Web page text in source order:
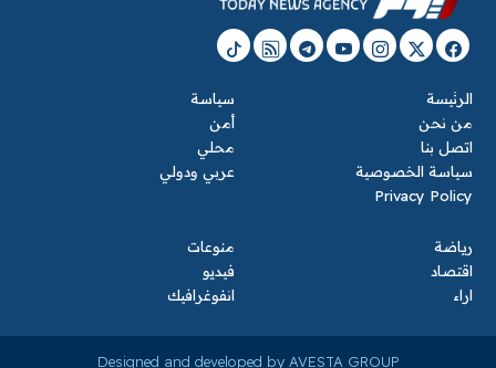
الرئيسة
من نحن
اتصل بنا
سياسة الخصوصية
Privacy Policy
سياسة
أمن
محلي
عربي ودولي
رياضة
اقتصاد
اراء
منوعات
فيديو
انفوغرافيك
Designed and developed by AVESTA GROUP